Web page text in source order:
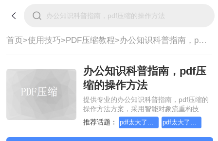
首页>使用技巧>PDF压缩教程> 办公知识科普指南，pdf压缩的操作方法
办公知识科普指南，pdf压
缩的操作方法
提供专业的办公知识科普指南，pdf压缩的
操作方法方案，采用智能对象流重构技
术，确保文档1:1高保真还原且排版不乱
码。支持一键批量处理，全链路 SSL 加密
保障隐私安全。助您快速实现办公知识科
推荐话题：